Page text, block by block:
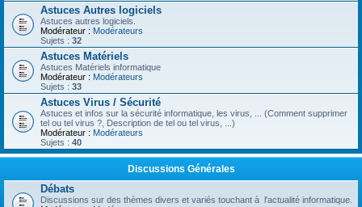
Astuces Autres logiciels
Astuces autres logiciels.
Modérateur : Modérateurs
Sujets : 32
Astuces Matériels
Astuces Matériels informatique
Modérateur : Modérateurs
Sujets : 33
Astuces Virus / Sécurité
Astuces et infos sur la sécurité informatique, les virus, ... (Comment supprimer
tel ou tel virus ?, Description de tel ou tel virus, ...)
Modérateur : Modérateurs
Sujets : 40
Discussions Générales
Débats
Discussions sur des thèmes divers et variés touchant à l'actualité informatique.